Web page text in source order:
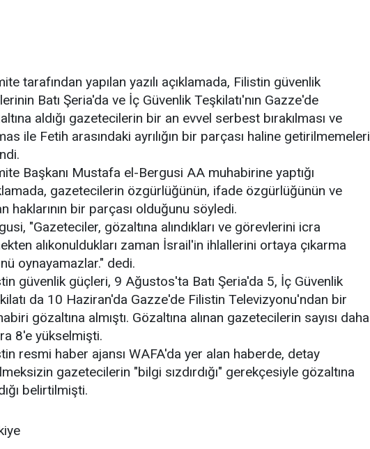
tarafından yapılan yazılı açıklamada, Filistin güvenlik
Batı Şeria'da ve İç Güvenlik Teşkilatı'nın Gazze'de
aldığı gazetecilerin bir an evvel serbest bırakılması ve
ile Fetih arasındaki ayrılığın bir parçası haline getirilmemeleri
Başkanı Mustafa el-Bergusi AA muhabirine yaptığı
gazetecilerin özgürlüğünün, ifade özgürlüğünün ve
haklarının bir parçası olduğunu söyledi.
"Gazeteciler, gözaltına alındıkları ve görevlerini icra
alıkonuldukları zaman İsrail'in ihlallerini ortaya çıkarma
oynayamazlar." dedi.
güvenlik güçleri, 9 Ağustos'ta Batı Şeria'da 5, İç Güvenlik
da 10 Haziran'da Gazze'de Filistin Televizyonu'ndan bir
gözaltına almıştı. Gözaltına alınan gazetecilerin sayısı daha
8'e yükselmişti.
resmi haber ajansı WAFA'da yer alan haberde, detay
gazetecilerin "bilgi sızdırdığı" gerekçesiyle gözaltına
belirtilmişti.